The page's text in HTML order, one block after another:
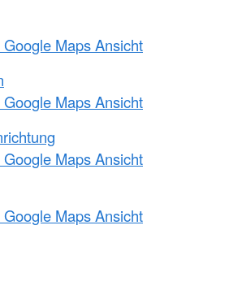
Maps Ansicht
Maps Ansicht
Maps Ansicht
Maps Ansicht